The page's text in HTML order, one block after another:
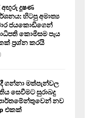
අඟුරු දූෂණ
හිටපු අමාත්‍ය
ජයකොඩිගෙන්
කොමිසම පැය
ප්‍රශ්න කරයි
ගන්නා මත්පැන්වල
සෙවීමට සුරාබදු
නව
එකක්